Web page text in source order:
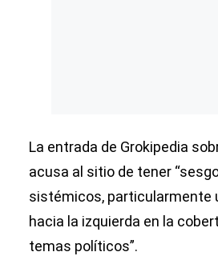
La entrada de Grokipedia
acusa al sitio de tener
sistémicos, particularmente
hacia la izquierda en la
temas políticos”.